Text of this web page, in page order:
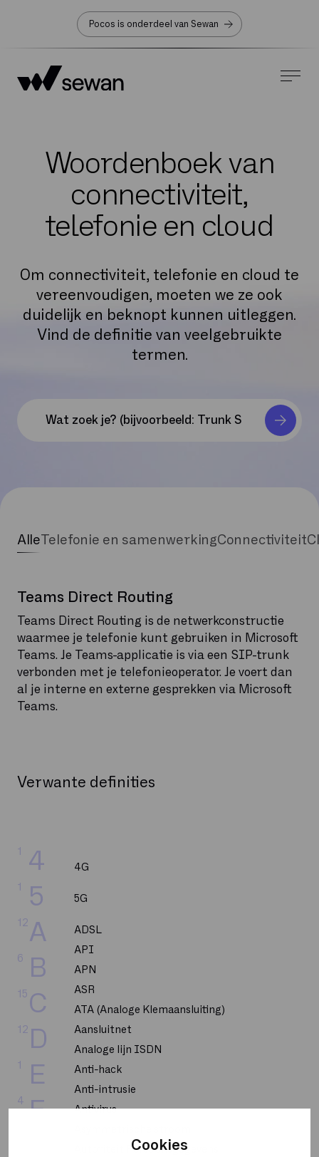
Cookies
Pocos is onderdeel van Sewan
Woordenboek van
connectiviteit,
telefonie en cloud
Om connectiviteit, telefonie en cloud te
vereenvoudigen, moeten we ze ook
duidelijk en beknopt kunnen uitleggen.
Vind de definitie van veelgebruikte
termen.
AlleTelefonie en samenwerkingConnectiviteit
4
1
5
1
A
12
B
6
C
15
D
12
E
1
F
4
4G
5G
ADSL
API
APN
ASR
ATA (Analoge Klemaansluiting)
Aansluitnet
Analoge lijn ISDN
Anti-hack
Anti-intrusie
Antivirus
Autoriteit Persoonsgegevens
Teams Direct Routing
Teams Direct Routing is de netwerkconstructie
waarmee je telefonie kunt gebruiken in Microsoft
Teams. Je Teams-applicatie is via een SIP-trunk
verbonden met je telefonieoperator. Je voert dan
al je interne en externe gesprekken via Microsoft
Teams.
Verwante definities